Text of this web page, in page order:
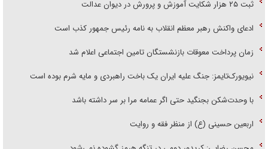
ثبت ۲۵ هزار شکایت آموزش و پرورش در دیوان عدالت
ادعای واکنش رهبر معظم انقلاب به نامه رئیس جمهور کذب است
زمان پرداخت معوقات بازنشستگان تامین اجتماعی اعلام شد
نیویورک‌تایمز: جنگ علیه ایران یک باخت راهبردی و مایه شرم بوده است
با وحدت‌شکن بجنگید حتی اگر عمامه مرا بر سر داشته باشد
اربعین حسینی (ع) از منظر فقه و روایت